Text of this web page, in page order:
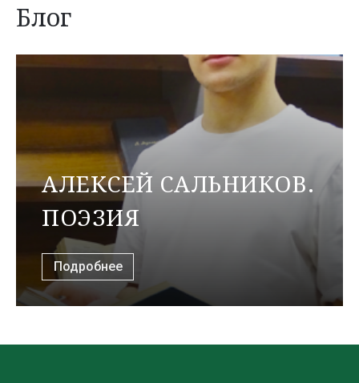
Блог
АЛЕКСЕЙ САЛЬНИКОВ.
ПОЭЗИЯ
Подробнее